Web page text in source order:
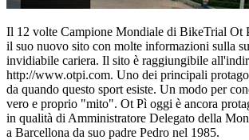
Il 12 volte Campione Mondiale di BikeTrial Ot
il suo nuovo sito con molte informazioni sulla
invidiabile cariera. Il sito è raggiungibile
http://www.otpi.com. Uno dei principali
da quando questo sport esiste. Un modo per
vero e proprio "mito". Ot Pì oggi è ancora
in qualità di Amministratore Delegato della
a Barcellona da suo padre Pedro nel 1985.